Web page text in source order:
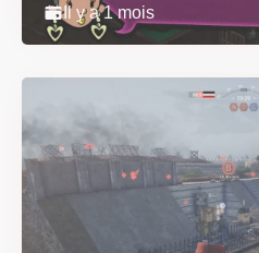
Il y a 1 mois